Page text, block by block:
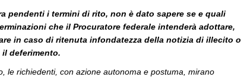
pendenti i termini di rito, non è dato sapere se e quali
che il Procuratore federale intenderà adottare,
in caso di ritenuta infondatezza della notizia di illecito o
deferimento.
le richiedenti, con azione autonoma e postuma, mirano